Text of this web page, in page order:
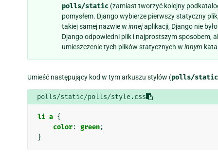
polls/static (zamiast tworzyć kolejny
pomysłem. Django wybierze pierwszy statyczny
takiej samej nazwie w innejaplikacji, Django nie
Django odpowiedni plik i najprostszym sposobem,
umieszczenie tych plików statycznych w innym
Umieść następujący kod w tym arkuszu stylów (polls/
polls/static/polls/style.css
li a {
color: green;
}